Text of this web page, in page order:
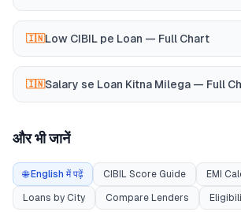
🇮🇳Low CIBIL pe Loan — Full Chart
🇮🇳Salary se Loan Kitna Milega — Full
और भी जानें
🌐 English में पढ़ें CIBIL Score Guide EMI
Loans by City Compare Lenders